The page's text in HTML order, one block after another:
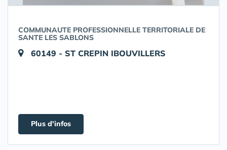
COMMUNAUTE PROFESSIONNELLE TERRITORIALE DE
SANTE LES SABLONS
60149 - ST CREPIN IBOUVILLERS
Plus d'infos